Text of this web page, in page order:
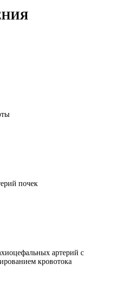
почек
артерий с
кровотока